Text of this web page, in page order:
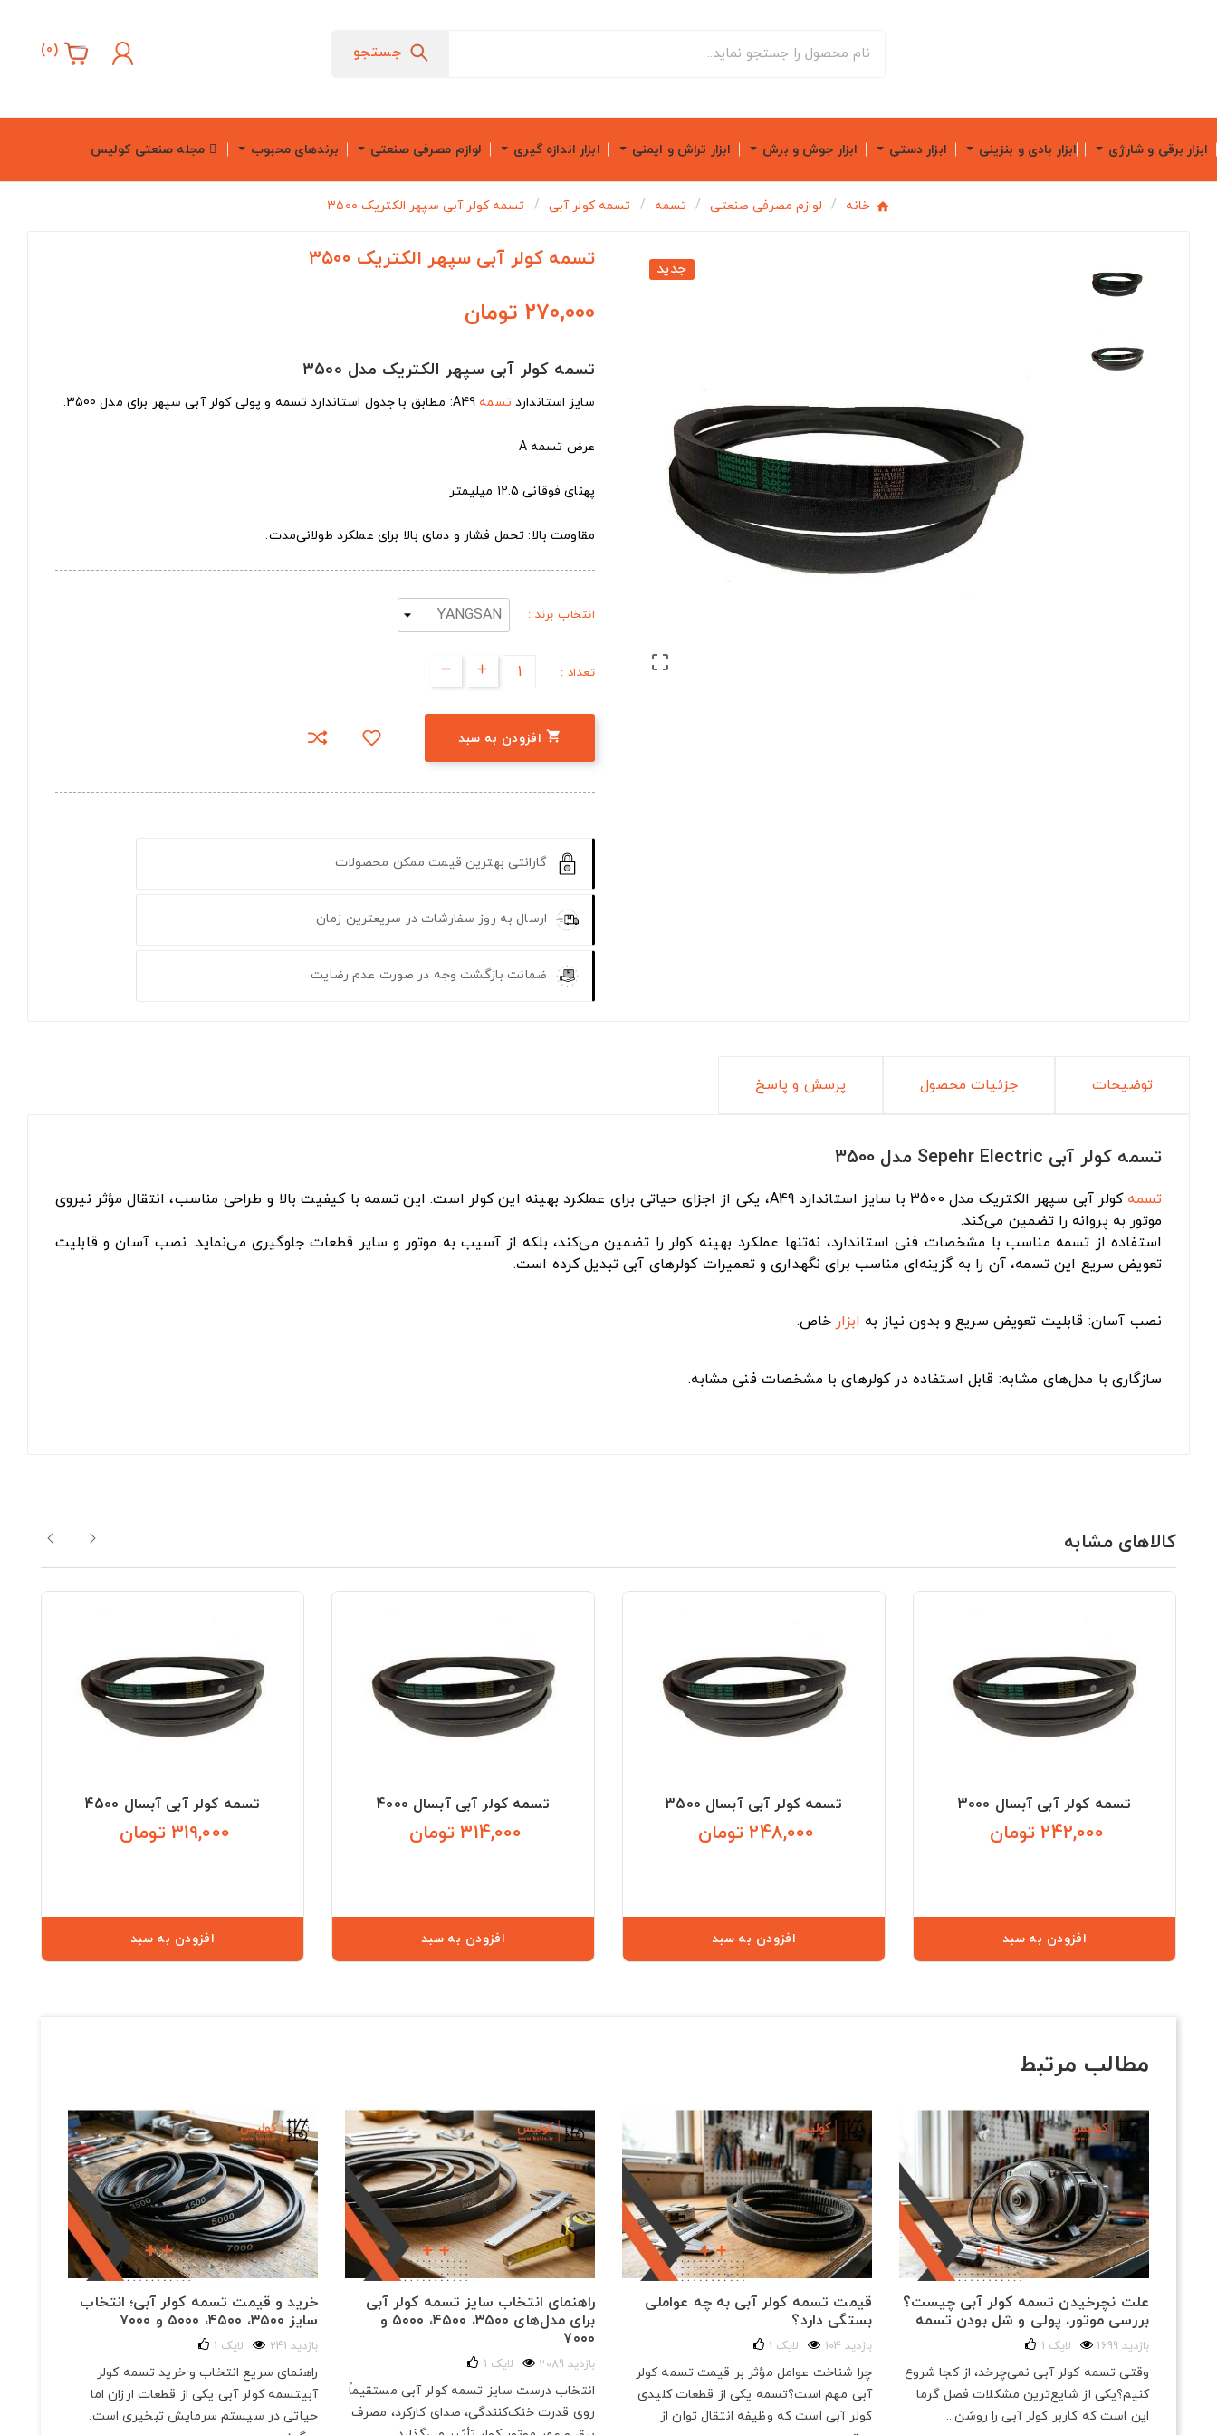
جستجو (
0
)
ابزار برقی و شارژی ابزار بادی و بنزینی ابزار دستی ابزار جوش و برش ابزار تراش و ایمنی ابزار اندازه گیری لوازم مصرفی صنعتی برندهای محبوب مجله صنعتی کولیس
خانه لوازم مصرفی صنعتی تسمه تسمه کولر آبی تسمه کولر آبی سپهر الکتریک ۳۵۰۰
جدید

تسمه کولر آبی سپهر الکتریک ۳۵۰۰
270,000 تومان
تسمه کولر آبی سپهر الکتریک مدل 3500
سایز استانداردتسمه
عرض تسمه A
پهنای فوقانی 12.5 میلیمتر
مقاومت بالا: تحمل فشار و دمای بالا برای عملکرد طولانی‌مدت.
انتخاب برند :
تعداد :
 افزودن به سبد
گارانتی بهترین قیمت ممکن محصولات
ارسال به روز سفارشات در سریعترین زمان
ضمانت بازگشت وجه در صورت عدم رضایت
توضیحات جزئیات محصول پرسش و پاسخ
تسمه کولر آبی Sepehr Electric مدل 3500
تسمه
کولر آبی سپهر الکتریک مدل 3500 با سایز استاندارد A49، یکی از اجزای حیاتی برای عملکرد بهینه این کولر است. این تسمه با کیفیت بالا و طراحی مناسب، انتقال مؤثر نیروی
موتور به پروانه را تضمین می‌کند.
استفاده از تسمه مناسب با مشخصات فنی استاندارد، نه‌تنها عملکرد بهینه کولر را تضمین می‌کند، بلکه از آسیب به موتور و سایر قطعات جلوگیری می‌نماید. نصب آسان و قابلیت
تعویض سریع این تسمه، آن را به گزینه‌ای مناسب برای نگهداری و تعمیرات کولرهای آبی تبدیل کرده است.
نصب آسان: قابلیت تعویض سریع و بدون نیاز به ابزار خاص.
سازگاری با مدل‌های مشابه: قابل استفاده در کولرهای با مشخصات فنی مشابه.
کالاهای مشابه
تسمه کولر آبی آبسال 3000
242,000 تومان
افزودن به سبد
تسمه کولر آبی آبسال 3500
248,000 تومان
افزودن به سبد
تسمه کولر آبی آبسال 4000
314,000 تومان
افزودن به سبد
تسمه کولر آبی آبسال 4500
319,000 تومان
افزودن به سبد
مطالب مرتبط
خرید و قیمت تسمه کولر آبی؛ انتخاب
سایز ۳۵۰۰، ۴۵۰۰، ۵۰۰۰ و ۷۰۰۰
241 بازدید 1 لایک
راهنمای سریع انتخاب و خرید تسمه کولر
آبیتسمه کولر آبی یکی از قطعات ارزان اما
حیاتی در سیستم سرمایش تبخیری است.
راهنمای انتخاب سایز تسمه کولر آبی
برای مدل‌های ۳۵۰۰، ۴۵۰۰، ۵۰۰۰ و
۷۰۰۰
2089 بازدید 1 لایک
انتخاب درست سایز تسمه کولر آبی مستقیماً
روی قدرت خنک‌کنندگی، صدای کارکرد، مصرف
قیمت تسمه کولر آبی به چه عواملی
بستگی دارد؟
104 بازدید 1 لایک
چرا شناخت عوامل مؤثر بر قیمت تسمه کولر
آبی مهم است؟تسمه یکی از قطعات کلیدی
کولر آبی است که وظیفه انتقال توان از
علت نچرخیدن تسمه کولر آبی چیست؟
بررسی موتور، پولی و شل بودن تسمه
1699 بازدید 1 لایک
وقتی تسمه کولر آبی نمی‌چرخد، از کجا شروع
کنیم؟یکی از شایع‌ترین مشکلات فصل گرما
این است که کاربر کولر آبی را روشن...